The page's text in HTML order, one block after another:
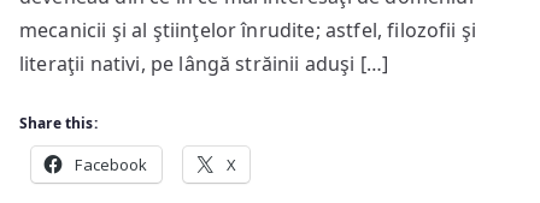
[II]
mecanicii şi al ştiinţelor înrudite; astfel, filozofii şi
literaţii nativi, pe lângă străinii aduşi […]
Share this:
Facebook X